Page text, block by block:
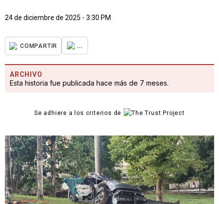
24 de diciembre de 2025 - 3:30 PM
COMPARTIR ...
ARCHIVO
Esta historia fue publicada hace más de 7 meses.
Se adhiere a los criterios de